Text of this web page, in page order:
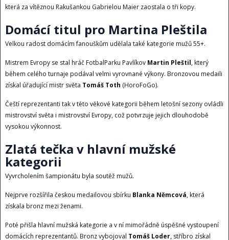
která za vítěznou Rakušankou Gabrielou Maier zaostala o tři kopy.
Domácí titul pro Martina Pleštila
Velkou radost domácím fanouškům udělala také kategorie mužů 55+.
Mistrem Evropy se stal hráč FotbalParku Pavlíkov Martin Pleštil, který
během celého turnaje podával velmi vyrovnané výkony. Bronzovou medaili
získal úřadující mistr světa Tomáš Toth (HoroFoGo).
Čeští reprezentanti tak v této věkové kategorii během letošní sezony ovládli
mistrovství světa i mistrovství Evropy, což potvrzuje jejich dlouhodobě
vysokou výkonnost.
Zlatá tečka v hlavní mužské
kategorii
Vyvrcholením šampionátu byla soutěž mužů.
Nejprve rozšířila českou medailovou sbírku Blanka Němcová, která
získala bronz mezi ženami.
Poté přišla hlavní mužská kategorie a v ní mimořádně úspěšné vystoupení
domácích reprezentantů. Bronz vybojoval Tomáš Loder, stříbro získal